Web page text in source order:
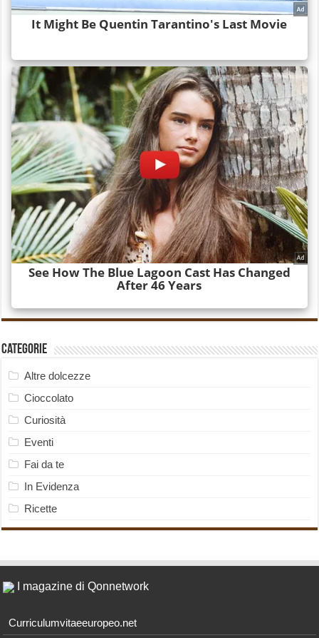
Categorie
Altre dolcezze
Cioccolato
Curiosità
Eventi
Fai da te
In Evidenza
Ricette
I magazine di Qonnetwork
Curriculumvitaeeuropeo.net